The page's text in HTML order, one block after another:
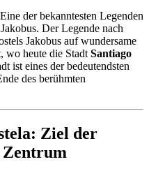
Eine der bekanntesten Legenden
Der Legende nach
Jakobus auf wundersame
wo heute die Stadt Santiago
ist eines der bedeutendsten
des berühmten
Ziel der